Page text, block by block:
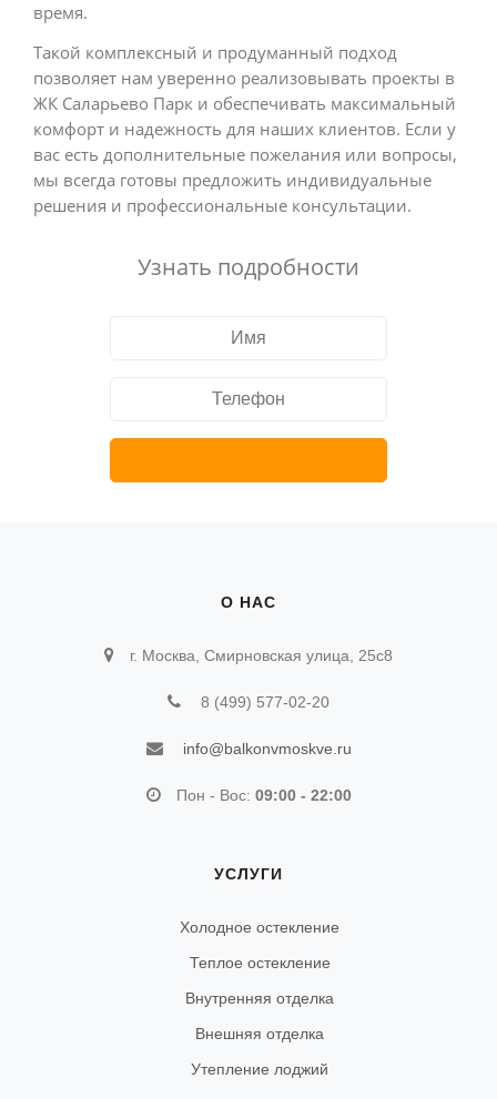
время.
Такой комплексный и продуманный подход
позволяет нам уверенно реализовывать проекты в
ЖК Саларьево Парк и обеспечивать максимальный
комфорт и надежность для наших клиентов. Если у
вас есть дополнительные пожелания или вопросы,
мы всегда готовы предложить индивидуальные
решения и профессиональные консультации.
Узнать подробности
О НАС
г. Москва, Смирновская улица, 25с8
8 (499) 577-02-20
info@balkonvmoskve.ru
Пон - Вос: 09:00 - 22:00
УСЛУГИ
Холодное остекление
Теплое остекление
Внутренняя отделка
Внешняя отделка
Утепление лоджий